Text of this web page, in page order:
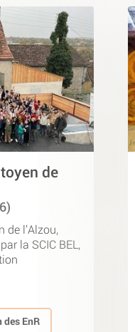
de
de l’Alzou,
la SCIC BEL,
EnR